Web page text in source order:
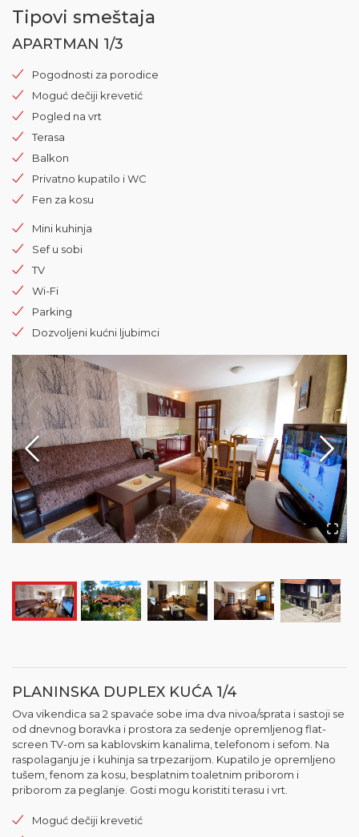
Tipovi smeštaja
APARTMAN 1/3
Pogodnosti za porodice
Moguć dečiji krevetić
Pogled na vrt
Terasa
Balkon
Privatno kupatilo i WC
Fen za kosu
Mini kuhinja
Sef u sobi
TV
Wi-Fi
Parking
Dozvoljeni kućni ljubimci
PLANINSKA DUPLEX KUĆA 1/4
Ova vikendica sa 2 spavaće sobe ima dva nivoa/sprata i sastoji se
od dnevnog boravka i prostora za sedenje opremljenog flat-
screen TV-om sa kablovskim kanalima, telefonom i sefom. Na
raspolaganju je i kuhinja sa trpezarijom. Kupatilo je opremljeno
tušem, fenom za kosu, besplatnim toaletnim priborom i
priborom za peglanje. Gosti mogu koristiti terasu i vrt.
Moguć dečiji krevetić